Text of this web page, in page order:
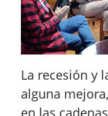
La recesión y
alguna
en las